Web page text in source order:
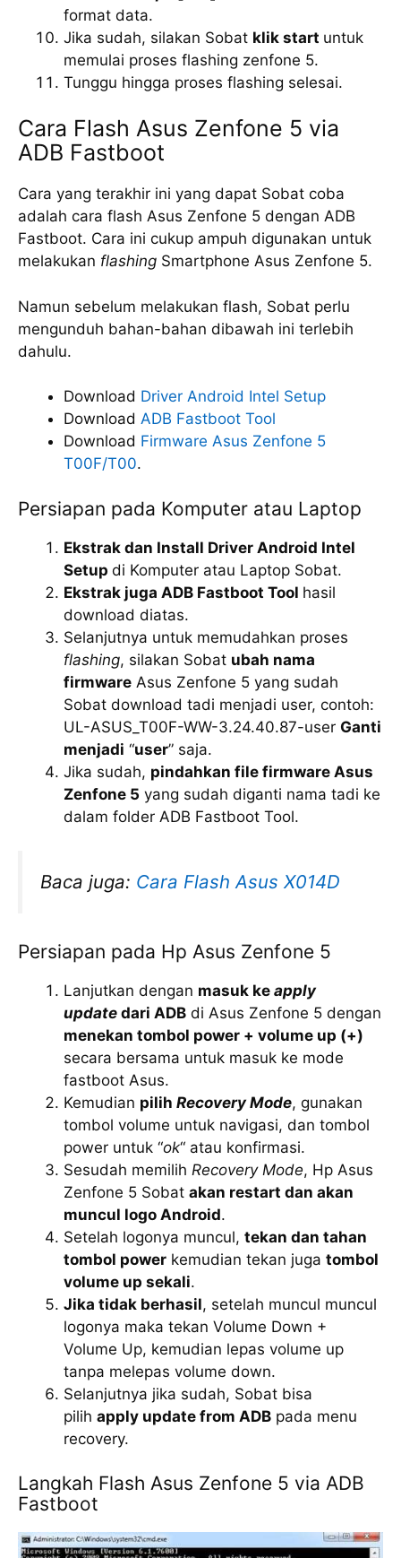
format data.
Jika sudah, silakan Sobat klik start untuk
memulai proses flashing zenfone 5.
Tunggu hingga proses flashing selesai.
Cara Flash Asus Zenfone 5 via
ADB Fastboot
Cara yang terakhir ini yang dapat Sobat coba
adalah cara flash Asus Zenfone 5 dengan ADB
Fastboot. Cara ini cukup ampuh digunakan untuk
melakukan flashing Smartphone Asus Zenfone 5.
Namun sebelum melakukan flash, Sobat perlu
mengunduh bahan-bahan dibawah ini terlebih
dahulu.
Download Driver Android Intel Setup
Download ADB Fastboot Tool
Download Firmware Asus Zenfone 5
T00F/T00.
Persiapan pada Komputer atau Laptop
Ekstrak dan Install Driver Android Intel
Setup di Komputer atau Laptop Sobat.
Ekstrak juga ADB Fastboot Tool hasil
download diatas.
Selanjutnya untuk memudahkan proses
flashing, silakan Sobat ubah nama
firmware Asus Zenfone 5 yang sudah
Sobat download tadi menjadi user, contoh:
UL-ASUS_T00F-WW-3.24.40.87-user Ganti
menjadi “user” saja.
Jika sudah, pindahkan file firmware Asus
Zenfone 5 yang sudah diganti nama tadi ke
dalam folder ADB Fastboot Tool.
Baca juga: Cara Flash Asus X014D
Persiapan pada Hp Asus Zenfone 5
Lanjutkan dengan masuk ke apply
update dari ADB di Asus Zenfone 5 dengan
menekan tombol power + volume up (+)
secara bersama untuk masuk ke mode
fastboot Asus.
Kemudian pilih Recovery Mode, gunakan
tombol volume untuk navigasi, dan tombol
power untuk “ok“ atau konfirmasi.
Sesudah memilih Recovery Mode, Hp Asus
Zenfone 5 Sobat akan restart dan akan
muncul logo Android.
Setelah logonya muncul, tekan dan tahan
tombol power kemudian tekan juga tombol
volume up sekali.
Jika tidak berhasil, setelah muncul muncul
logonya maka tekan Volume Down +
Volume Up, kemudian lepas volume up
tanpa melepas volume down.
Selanjutnya jika sudah, Sobat bisa
pilih apply update from ADB pada menu
recovery.
Langkah Flash Asus Zenfone 5 via ADB
Fastboot